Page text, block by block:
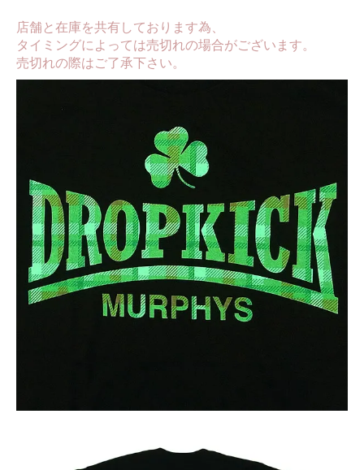
店舗と在庫を共有しております為、
タイミングによっては売切れの場合がございます。
売切れの際はご了承下さい。